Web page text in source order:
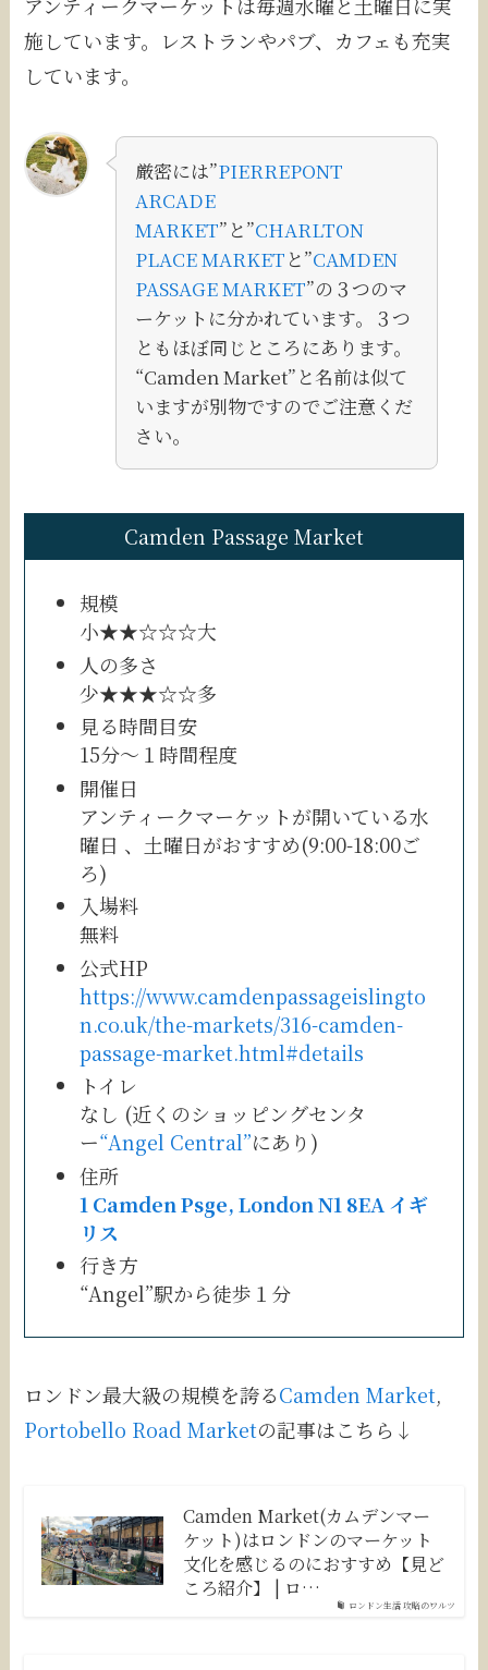
施しています。レストランやパブ、カフェも充実
しています。
厳密には”PIERREPONT
ARCADE
MARKET”と”CHARLTON
PLACE MARKET と”CAMDEN
PASSAGE MARKET”の３つのマ
ーケットに分かれています。３つ
ともほぼ同じところにあります。
“Camden Market”と名前は似て
いますが別物ですのでご注意くだ
さい。
Camden Passage Market
規模
小★★☆☆☆大
人の多さ
少★★★☆☆多
見る時間目安
15分〜１時間程度
開催日
アンティークマーケットが開いている水
曜日 、土曜日がおすすめ(9:00-18:00ご
ろ)
入場料
無料
公式HP
https://www.camdenpassageislingto
n.co.uk/the-markets/316-camden-
passage-market.html#details
トイレ
なし (近くのショッピングセンタ
ー“Angel Central”にあり)
住所
1 Camden Psge, London N1 8EA イギ
リス
行き方
“Angel”駅から徒歩１分
ロンドン最大級の規模を誇るCamden Market,
Portobello Road Marketの記事はこちら↓
ロンドン生活 攻略のワルツ
Camden Market(カムデンマー
ケット)はロンドンのマーケット
文化を感じるのにおすすめ【見ど
ころ紹介】 | ロ…